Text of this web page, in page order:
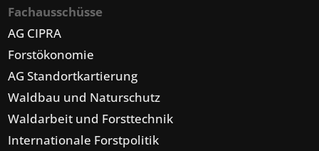
Fachausschüsse
AG CIPRA
Forstökonomie
AG Standortkartierung
Waldbau und Naturschutz
Waldarbeit und Forsttechnik
Internationale Forstpolitik